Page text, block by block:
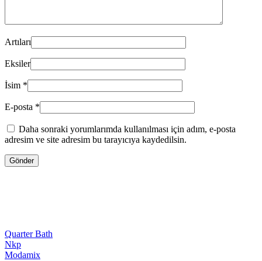
Artıları
Eksiler
İsim *
E-posta *
Daha sonraki yorumlarımda kullanılması için adım, e-posta
adresim ve site adresim bu tarayıcıya kaydedilsin.
Quarter Bath
Nkp
Modamix